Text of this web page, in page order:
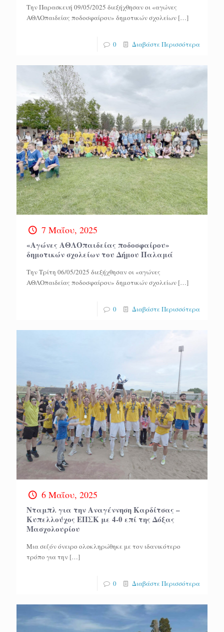
Την Παρασκευή 09/05/2025 διεξήχθησαν οι «αγώνες
ΑΘΛΟπαιδείας ποδοσφαίρου» δημοτικών σχολείων […]
0 Διαβάστε Περισσότερα
7 Μαΐου, 2025
«Aγώνες ΑΘΛΟπαιδείας ποδοσφαίρου»
δημοτικών σχολείων του Δήμου Παλαμά
Την Τρίτη 06/05/2025 διεξήχθησαν οι «αγώνες
ΑΘΛΟπαιδείας ποδοσφαίρου» δημοτικών σχολείων […]
0 Διαβάστε Περισσότερα
6 Μαΐου, 2025
Νταμπλ για την Αναγέννηση Καρδίτσας –
Κυπελλούχος ΕΠΣΚ με 4-0 επί της Δόξας
Μασχολουρίου
Μια σεζόν όνειρο ολοκληρώθηκε με τον ιδανικότερο
τρόπο για την […]
0 Διαβάστε Περισσότερα